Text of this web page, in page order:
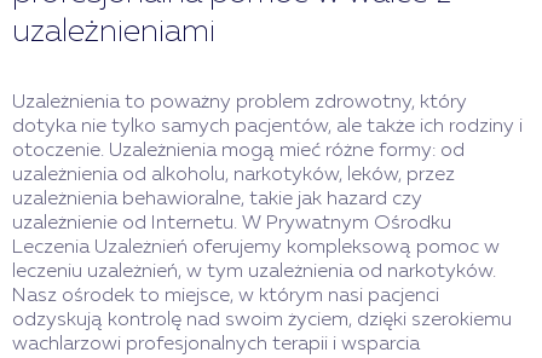
uzależnieniami
Uzależnienia to poważny problem zdrowotny, który
dotyka nie tylko samych pacjentów, ale także ich rodziny i
otoczenie. Uzależnienia mogą mieć różne formy: od
uzależnienia od alkoholu, narkotyków, leków, przez
uzależnienia behawioralne, takie jak hazard czy
uzależnienie od Internetu. W Prywatnym Ośrodku
Leczenia Uzależnień oferujemy kompleksową pomoc w
leczeniu uzależnień, w tym uzależnienia od narkotyków.
Nasz ośrodek to miejsce, w którym nasi pacjenci
odzyskują kontrolę nad swoim życiem, dzięki szerokiemu
wachlarzowi profesjonalnych terapii i wsparcia